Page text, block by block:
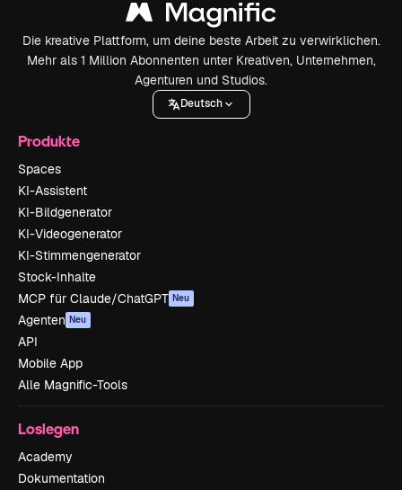
Die kreative Plattform, um deine beste Arbeit zu verwirklichen.
Mehr als 1 Million Abonnenten unter Kreativen, Unternehmen,
Agenturen und Studios.
Deutsch
Produkte
Spaces
KI-Assistent
KI-Bildgenerator
KI-Videogenerator
KI-Stimmengenerator
Stock-Inhalte
MCP für Claude/ChatGPT Neu
Agenten Neu
API
Mobile App
Alle Magnific-Tools
Loslegen
Academy
Dokumentation